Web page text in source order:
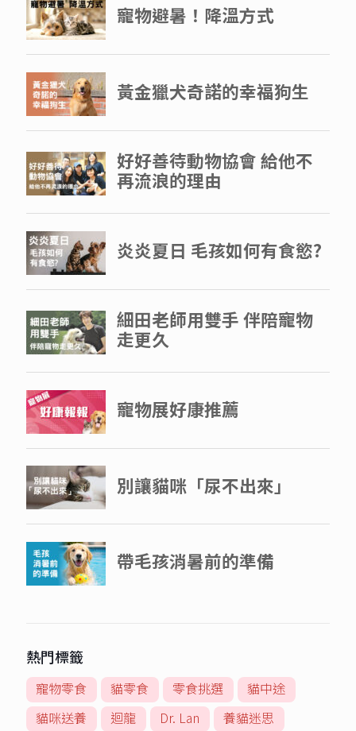
熱門標籤
寵物零食 貓零食 零食挑選
貓中途
貓咪送養
迴龍 Dr. Lan
養貓迷思